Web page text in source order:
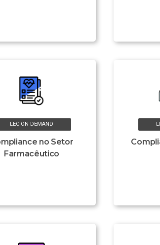
LEC ON DEMAND
no Setor
Farmacêutico